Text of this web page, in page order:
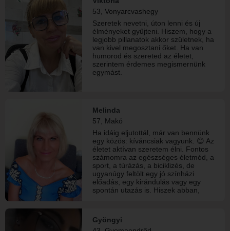
53, Vonyarcvashegy
Szeretek nevetni, úton lenni és új
élményeket gyűjteni. Hiszem, hogy a
legjobb pillanatok akkor születnek, ha
van kivel megosztani őket. Ha van
humorod és szereted az életet,
szerintem érdemes megismernünk
egymást.
Melinda
57, Makó
Ha idáig eljutottál, már van bennünk
egy közös: kíváncsiak vagyunk. 😊 Az
életet aktívan szeretem élni. Fontos
számomra az egészséges életmód, a
sport, a túrázás, a biciklizés, de
ugyanúgy feltölt egy jó színházi
előadás, egy kirándulás vagy egy
spontán utazás is. Hiszek abban,
egy olyan társat, akinek komolyak a
Gyöngyi